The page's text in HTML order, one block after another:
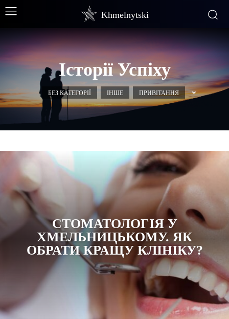
Khmelnytski
Історії Успіху
БЕЗ КАТЕГОРІЇ ІНШЕ ПРИВІТАННЯ
СТОМАТОЛОГІЯ У
ХМЕЛЬНИЦЬКОМУ. ЯК
ОБРАТИ КРАЩУ КЛІНІКУ?